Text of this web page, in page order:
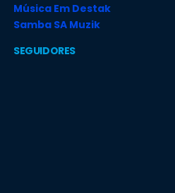
Música Em Destak
Samba SA Muzik
SEGUIDORES